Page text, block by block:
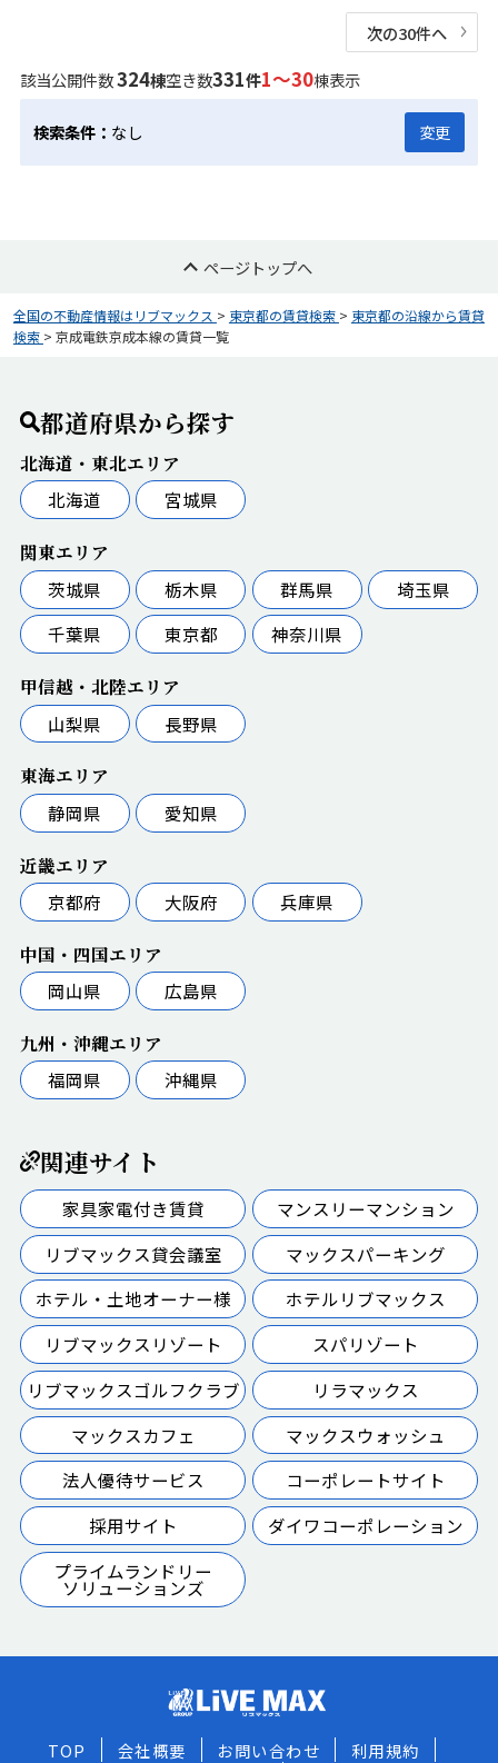
次の30件へ
該当公開件数324棟空き数331件1～30棟表示
検索条件： なし 変更
ページトップへ
全国の不動産情報はリブマックス > 東京都の賃貸検索 > 東京都の沿線から賃貸
検索 > 京成電鉄京成本線の賃貸一覧
都道府県から探す
北海道・東北エリア
北海道
宮城県
関東エリア
茨城県
栃木県 群馬県
埼玉県
千葉県
東京都 神奈川県
甲信越・北陸エリア
山梨県
長野県
東海エリア
静岡県
愛知県
近畿エリア
京都府
大阪府 兵庫県
中国・四国エリア
岡山県
広島県
九州・沖縄エリア
福岡県
沖縄県
関連サイト
家具家電付き賃貸
マンスリーマンション
リブマックス貸会議室
マックスパーキング
ホテル・土地オーナー様
ホテルリブマックス
リブマックスリゾート
スパリゾート
リブマックスゴルフクラブ
リラマックス
マックスカフェ
マックスウォッシュ
法人優待サービス
コーポレートサイト
採用サイト
ダイワコーポレーション
プライムランドリー
ソリューションズ
TOP 会社概要 お問い合わせ
利用規約